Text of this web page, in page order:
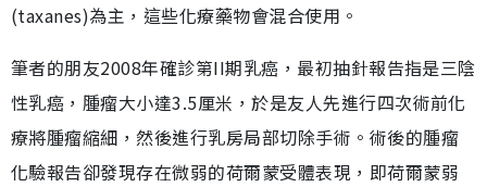
(taxanes)為主，這些化療藥物會混合使用。
筆者的朋友2008年確診第II期乳癌，最初抽針報告指是三陰
性乳癌，腫瘤大小達3.5厘米，於是友人先進行四次術前化
療將腫瘤縮細，然後進行乳房局部切除手術。術後的腫瘤
化驗報告卻發現存在微弱的荷爾蒙受體表現，即荷爾蒙弱